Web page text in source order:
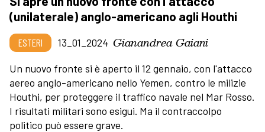
(unilaterale) anglo-americano agli Houthi
ESTERI 13_01_2024 Gianandrea Gaiani
Un nuovo fronte si è aperto il 12 gennaio, con l'attacco
aereo anglo-americano nello Yemen, contro le milizie
Houthi, per proteggere il traffico navale nel Mar Rosso.
I risultati militari sono esigui. Ma il contraccolpo
politico può essere grave.